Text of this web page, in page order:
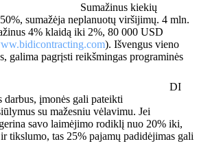
Sumažinus kiekių
sumažėja neplanuotų viršijimų. 4 mln.
4% klaidą iki 2%, 80 000 USD
). Išvengus vieno
galima pagrįsti reikšmingas programinės
DI
įmonės gali pateikti
su mažesniu vėlavimu. Jei
savo laimėjimo rodiklį nuo 20% iki,
tikslumo, tas 25% pajamų padidėjimas gali